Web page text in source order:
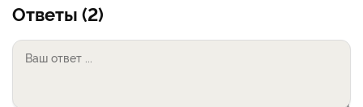
Ответы (2)